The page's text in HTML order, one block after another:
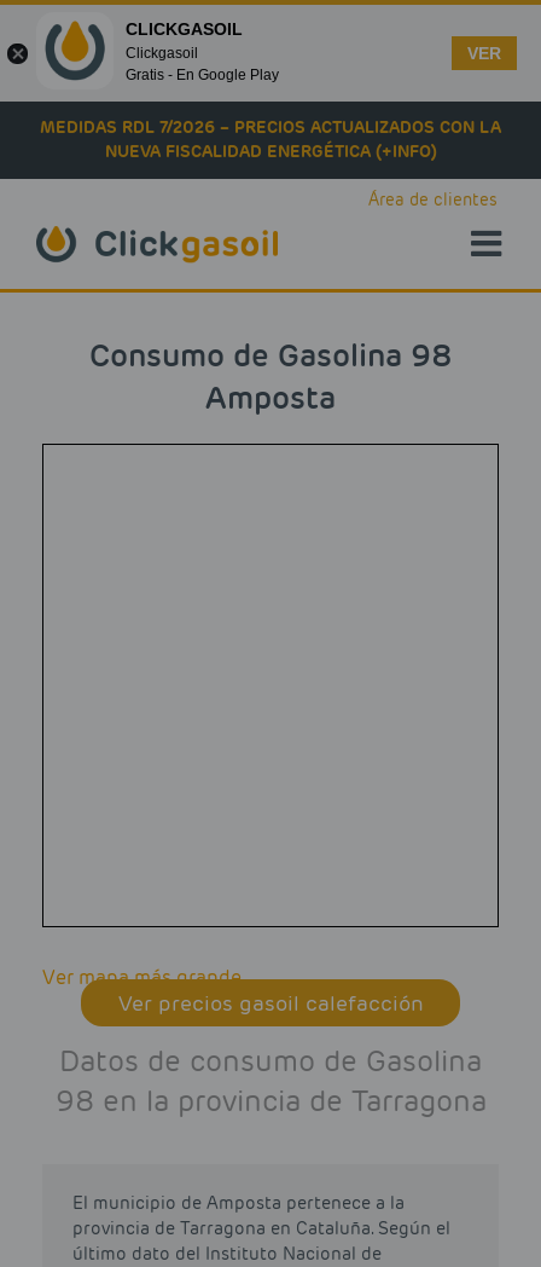
Skip to main content
MEDIDAS RDL 7/2026 – PRECIOS ACTUALIZADOS CON LA
NUEVA FISCALIDAD ENERGÉTICA (+INFO)
Área de clientes
Consumo de Gasolina 98
Amposta
Ver mapa más grande
Ver precios gasoil calefacción
Datos de consumo de Gasolina
98 en la provincia de Tarragona
El municipio de Amposta pertenece a la
provincia de Tarragona en Cataluña. Según el
último dato del Instituto Nacional de
CLICKGASOIL
Clickgasoil
Gratis - En Google Play
VER